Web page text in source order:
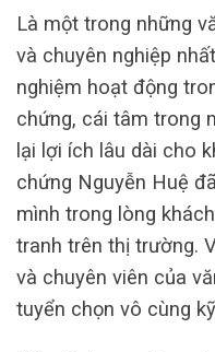
Là một trong những
và chuyên nghiệp
nghiệm hoạt động
chứng, cái tâm trong
lại lợi ích lâu dài cho
chứng Nguyễn Huệ
mình trong lòng
tranh trên thị trường.
và chuyên viên của
tuyển chọn vô cùng